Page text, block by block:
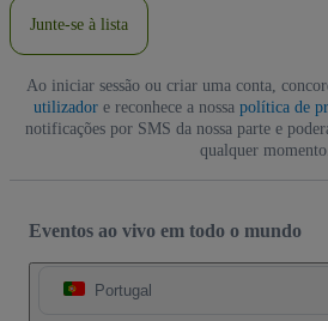
Junte-se à lista
Ao iniciar sessão ou criar uma conta,
utilizador e reconhece a nossa política de
notificações por SMS da nossa parte e
qualquer momento.
Eventos ao vivo em todo o mundo
Portugal